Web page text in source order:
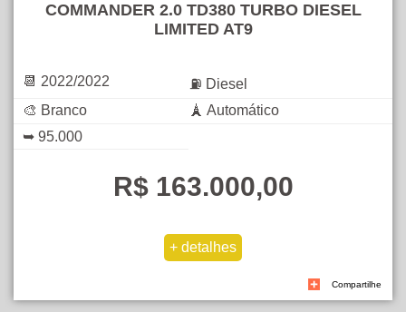
COMMANDER 2.0 TD380 TURBO DIESEL
LIMITED AT9
📆 2022/2022
⛽ Diesel
🎨 Branco
🗼 Automático
➥ 95.000
R$ 163.000,00
Compartilhe